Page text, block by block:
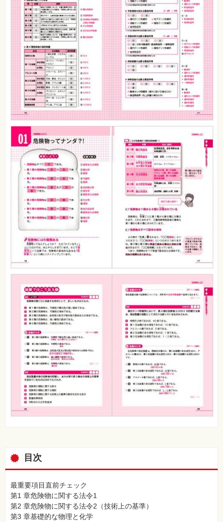
目次
最重要項目直前チェック
第1 章危険物に関する法令1
第2 章危険物に関する法令2（技術上の基準）
第3 章基礎的な物理と化学